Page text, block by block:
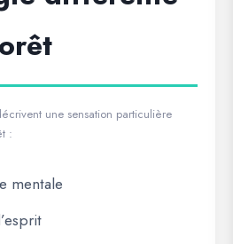
une sensation particulière
:
mentale